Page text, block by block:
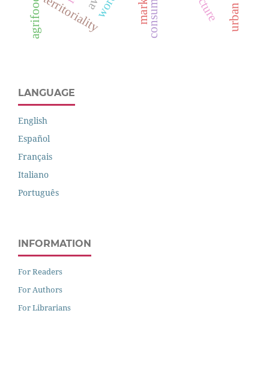
territoriality
LANGUAGE
English
Español
Français
Italiano
Português
INFORMATION
For Readers
For Authors
For Librarians